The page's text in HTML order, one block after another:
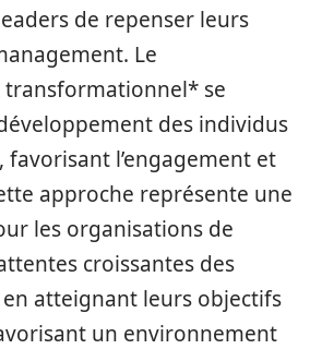
de repenser leurs
Le
se
des individus
favorisant l’engagement et
approche représente une
les organisations de
croissantes des
atteignant leurs objectifs
un environnement